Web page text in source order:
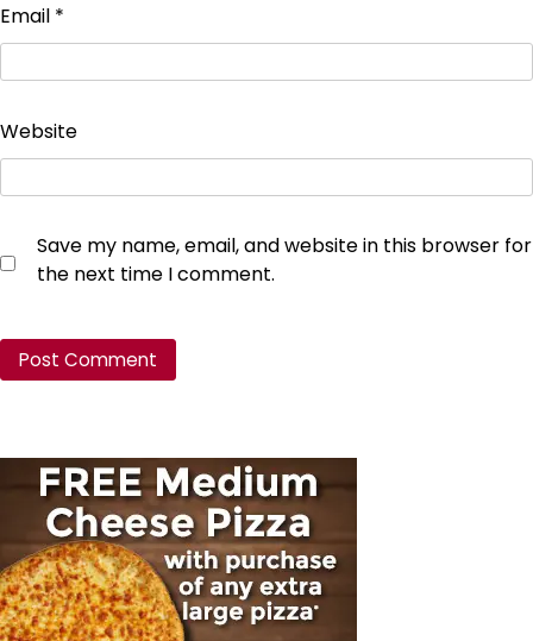
Email *
Website
Save my name, email, and website in this browser for
the next time I comment.